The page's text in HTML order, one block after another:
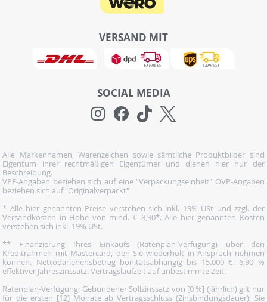
VERSAND MIT
SOCIAL MEDIA
Alle Markennamen, Warenzeichen sowie sämtliche Produktbilder sind
Eigentum ihrer rechtmäßigen Eigentümer und dienen hier nur der
Beschreibung.
VPE-Angaben beziehen sich auf eine "Verpackungseinheit" OVP-Angaben
beziehen sich auf "Originalverpackt"
* Alle hier genannten Preise verstehen sich inkl. 19% USt und zzgl. der
Versandkosten in Höhe von mind. € 8,90*. Alle hier genannten Kosten
verstehen sich inkl. 19% USt.
** Finanzierung Ihres Einkaufs (Ratenplan-Verfügung) über den
Kreditrahmen mit Mastercard, den Sie wiederholt in Anspruch nehmen
können. Nettodarlehensbetrag bonitätsabhängig bis 15.000 €. 6,90 %
effektiver Jahreszinssatz. Vertragslaufzeit auf unbestimmte Zeit.
Ratenplan-Verfügung: Gebundener Sollzinssatz von [0 %] (jährlich) gilt nur
für die ersten [12] Monate ab Vertragsschluss (Zinsbindungsdauer); Sie